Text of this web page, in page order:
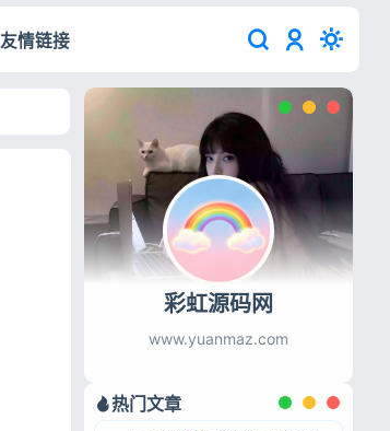
友情链接
彩虹源码网
www.yuanmaz.com
热门文章